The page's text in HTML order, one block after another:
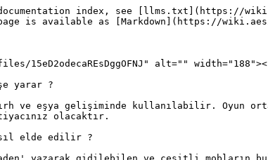
index, see [llms.txt](https://
is available as [Markdown](https://
15eD2odecaREsDggOFNJ" alt=""
yarar ?
ve eşya gelişiminde kullanılabilir. Oyun
olacaktır.
elde edilir ?